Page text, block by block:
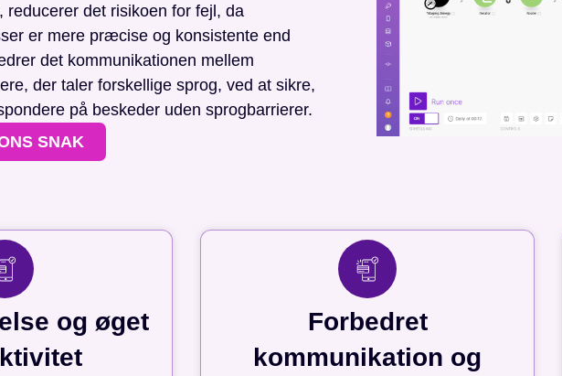
reducerer det risikoen for fejl, da
er mere præcise og konsistente end
det kommunikationen mellem
der taler forskellige sprog, ved at sikre,
på beskeder uden sprogbarrierer.
SNAK
og øget
Forbedret
kommunikation og